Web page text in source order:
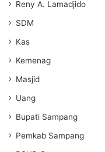
Reny A. Lamadjido
SDM
Kas
Kemenag
Masjid
Uang
Bupati Sampang
Pemkab Sampang